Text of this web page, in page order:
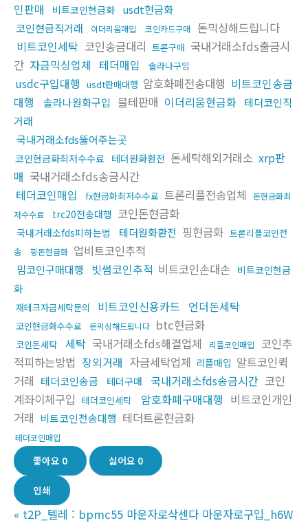
인판매
비트코인현금화 usdt현금화
코인현금직거래
이더리움매입 코인카드구매
돈믹싱해드립니다
비트코인세탁 코인송금대리 트론구매 국내거래소fds출금시
간 자금믹싱업체 테더매입 솔라나구입
usdc구입대행 usdt판매대행 암호화폐전송대행 비트코인송금
대행
솔라나원화구입 블테판매 이더리움현금화 테더코인직
거래
국내거래소fds뚫어주는곳
코인현금화최저수수료 테더원화환전 돈세탁해외거래소 xrp판
매 국내거래소fds송금시간
테더코인매입
fx현금화최저수수료 트론리플전송업체
돈현금화최
저수수료
trc20전송대행 코인돈현금화
국내거래소fds피하는법 테더원화환전 핑현금화 트론리플코인전
송
핑돈현금화 업비트코인추적
밈코인구매대행 빗썸코인추적 비트코인손대손 비트코인현금
화
재테크자금세탁문의 비트코인신용카드 언더돈세탁
코인현금화수수료 돈믹싱해드립니다 btc현금화
코인돈세탁 세탁 국내거래소fds해결업체 리플코인매입
코인추
적피하는방법 장외거래 자금세탁업체 리플매입 알트코인퀵
거래 테더코인송금 테더구매 국내거래소fds송금시간 코인
계좌이체구입 테더코인세탁 암호화폐구매대행 비트코인개인
거래 비트코인전송대행 테더트론현금화
테더코인매입
좋아요 0 싫어요 0
인쇄
« t2P_텔레 : bpmc55 마운자로삭센다 마운자로구입_h6W